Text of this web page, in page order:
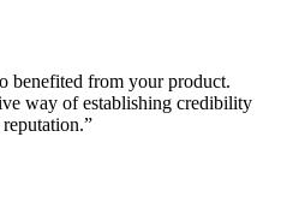
benefited from your product.
way of establishing credibility